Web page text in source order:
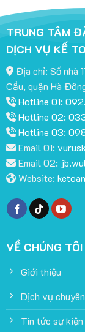
TRUNG TÂM
DỊCH VỤ KẾ
Địa chỉ: Số nhà
Cầu, quận Hà
Hotline 01:
Hotline 02:
Hotline 03:
Email 01:
Email 02:
Website:
VỀ CHÚNG TÔI
Giới thiệu
Dịch vụ
Tin tức sự kiện